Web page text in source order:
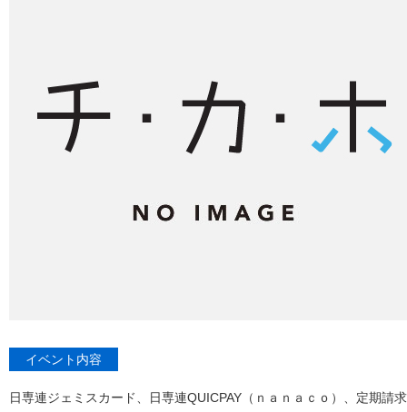
イベント内容
日専連ジェミスカード、日専連QUICPAY（ｎａｎａｃｏ）、定期